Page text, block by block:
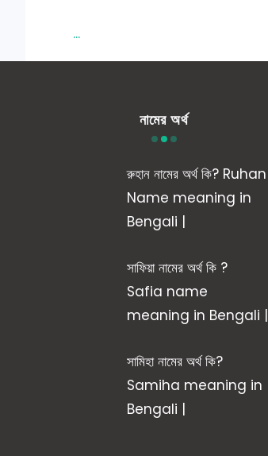
...
নামের অর্থ
রুহান নামের অর্থ কি? Ruhan
Name meaning in
Bengali |
সাফিয়া নামের অর্থ কি ?
Safia name
meaning in Bengali |
সামিহা নামের অর্থ কি?
Samiha meaning in
Bengali |